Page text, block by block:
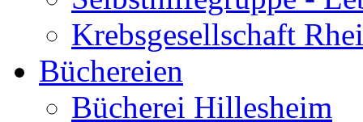
Krebsgesellschaft
Büchereien
Bücherei Hillesheim